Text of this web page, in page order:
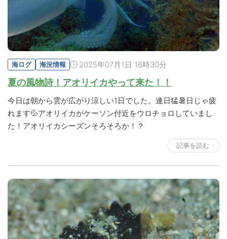
海ログ 海況情報 2025年07月1日 16時30分
夏の風物詩！アオリイカやって来た！！
今日は朝から雲が広がり涼しい1日でした。連日猛暑日じゃ疲
れます💦アオリイカがケーソン付近をウロチョロしていまし
た！アオリイカシーズンそろそろか！？
記事を読む